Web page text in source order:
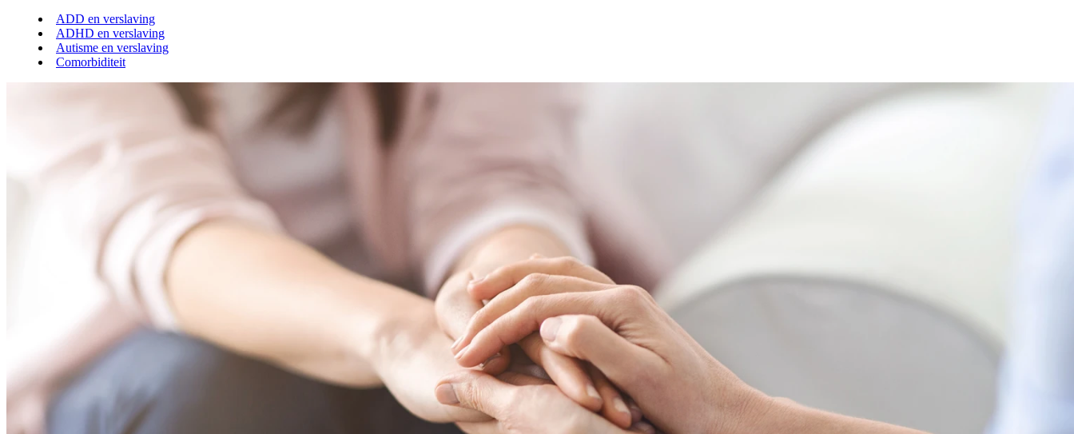
ADD en verslaving
ADHD en verslaving
Autisme en verslaving
Comorbiditeit